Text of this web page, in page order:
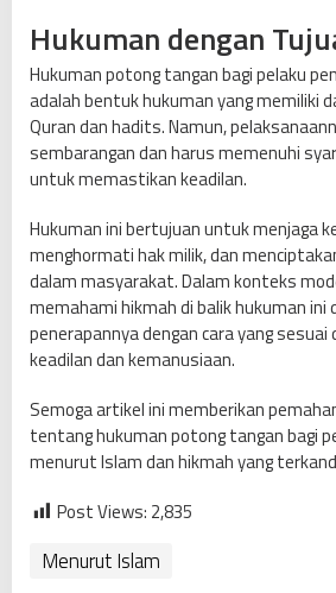
Hukuman dengan
Hukuman potong tangan bagi pelaku
adalah bentuk hukuman yang memiliki
Quran dan hadits. Namun,
sembarangan dan harus memenuhi
untuk memastikan keadilan.
Hukuman ini bertujuan untuk menjaga
menghormati hak milik, dan
dalam masyarakat. Dalam konteks
memahami hikmah di balik hukuman ini
penerapannya dengan cara yang sesuai
keadilan dan kemanusiaan.
Semoga artikel ini memberikan
tentang hukuman potong tangan bagi
menurut Islam dan hikmah yang
Post Views: 2,835
Menurut Islam